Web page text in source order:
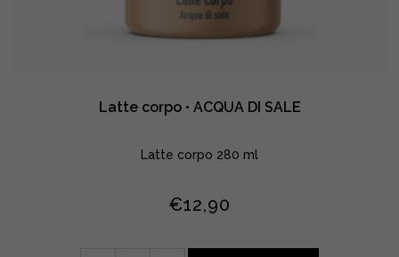
Latte corpo • ACQUA DI SALE
Latte corpo 280 ml
€12,90